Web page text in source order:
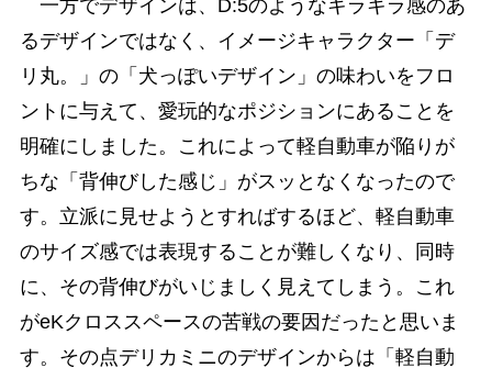
一方でデザインは、D:5のようなキラキラ感のあ
るデザインではなく、イメージキャラクター「デ
リ丸。」の「犬っぽいデザイン」の味わいをフロ
ントに与えて、愛玩的なポジションにあることを
明確にしました。これによって軽自動車が陥りが
ちな「背伸びした感じ」がスッとなくなったので
す。立派に見せようとすればするほど、軽自動車
のサイズ感では表現することが難しくなり、同時
に、その背伸びがいじましく見えてしまう。これ
がeKクロススペースの苦戦の要因だったと思いま
す。その点デリカミニのデザインからは「軽自動